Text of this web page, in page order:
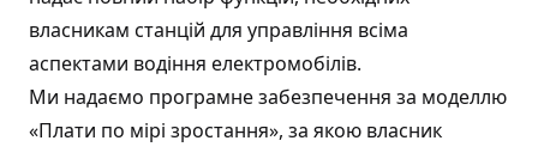
власникам станцій для управління всіма
аспектами водіння електромобілів.
Ми надаємо програмне забезпечення за моделлю
«Плати по мірі зростання», за якою власник